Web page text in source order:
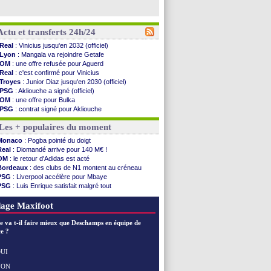
et transferts 24h/24
Real : Vinicius jusqu'en 2032 (officiel)
Lyon : Mangala va rejoindre Getafe
OM : une offre refusée pour Aguerd
Real : c'est confirmé pour Vinicius
Troyes : Junior Diaz jusqu'en 2030 (officiel)
PSG : Akliouche a signé (officiel)
OM : une offre pour Bulka
PSG : contrat signé pour Akliouche
Ouganda: Owori battu à mort à Kampala
Arsenal: Arteta veut créer une dynastie
Chelsea: Palace a fait son offre pour Disasi
FIFA: le gouvernement espagnol s'en mêle
PSG : l'étonnante rumeur Gusto
Bologne: Dallinga est sur le marché
OM: accord trouvé avec Man City pour Rulli
OM : Medina vers Leverkusen pour 25 M€
Uruguay : Forlan nommé sélectionneur (officiel)
PSG : Ndjantou heureux d'avoir rejoué
Man City: Rodri préfère le Barça au Real !
Rennes
OM
+ populaires du moment
: Pogba pointé du doigt
: Diomandé arrive pour 140 M€ !
: le retour d'Adidas est acté
: des clubs de N1 montent au créneau
: Liverpool accélère pour Mbaye
: Luis Enrique satisfait malgré tout
: une nouvelle offre pour Vinicius
Maxifoot
va t-il faire mieux que Deschamps en équipe de
?